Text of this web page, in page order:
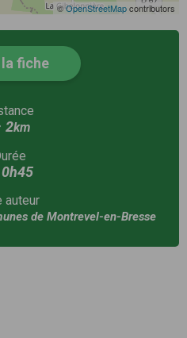
©OpenStreetMapcontributors
fiche
2km
0h45
auteur
de Montrevel-en-Bresse